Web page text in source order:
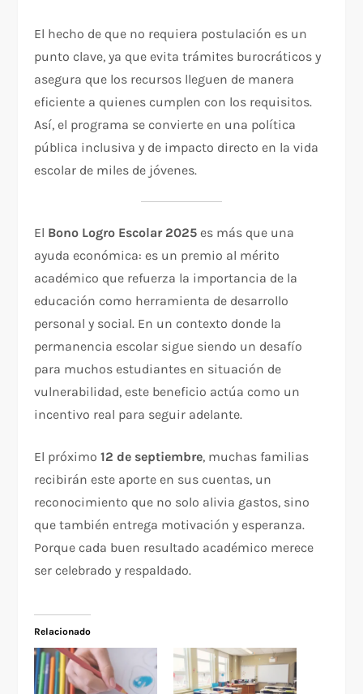
El hecho de que no requiera postulación es un
punto clave, ya que evita trámites burocráticos y
asegura que los recursos lleguen de manera
eficiente a quienes cumplen con los requisitos.
Así, el programa se convierte en una política
pública inclusiva y de impacto directo en la vida
escolar de miles de jóvenes.
El Bono Logro Escolar 2025 es más que una
ayuda económica: es un premio al mérito
académico que refuerza la importancia de la
educación como herramienta de desarrollo
personal y social. En un contexto donde la
permanencia escolar sigue siendo un desafío
para muchos estudiantes en situación de
vulnerabilidad, este beneficio actúa como un
incentivo real para seguir adelante.
El próximo12 de septiembre, muchas familias
recibirán este aporte en sus cuentas, un
reconocimiento que no solo alivia gastos, sino
que también entrega motivación y esperanza.
Porque cada buen resultado académico merece
ser celebrado y respaldado.
Relacionado